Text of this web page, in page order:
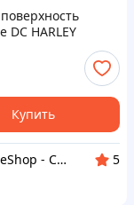
DC HARLEY
Купить
WorkPlaceShop - Студія настільних покриттів
5